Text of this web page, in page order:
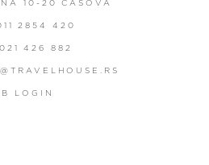
10-20 ČASOVA
2854 420
426 882
LOGIN